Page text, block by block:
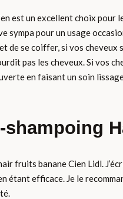
est un excellent choix
pour un usage
de se coiffer, si vos
pas les cheveux. Si vos
en faisant un soin
shampoing
fruits banane Cien Lidl.
étant efficace. Je le